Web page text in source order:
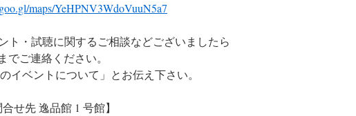
maps/YeHPNV3WdoVuuN5a7
ト・試聴に関するご相談などございましたら
でご連絡ください。
のイベントについて」とお伝え下さい。
合せ先 逸品館 1 号館】